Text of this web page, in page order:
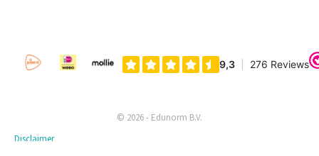
© 2026 - Edunorm B.V.
Disclaimer